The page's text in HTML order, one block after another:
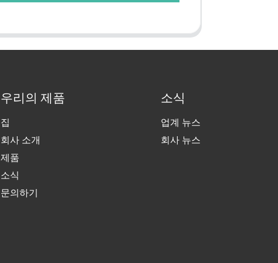
우리의 제품
집
회사 소개
제품
소식
문의하기
소식
업계 뉴스
회사 뉴스